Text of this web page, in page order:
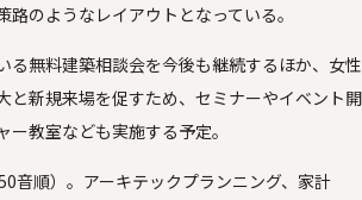
のようなレイアウトとなっている。
る無料建築相談会を今後も継続するほか、女性
と新規来場を促すため、セミナーやイベント開
教室なども実施する予定。
音順）。アーキテックプランニング、家計